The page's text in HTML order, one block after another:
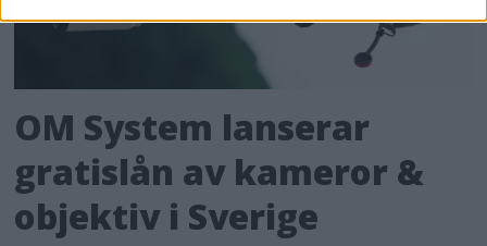
OM System lanserar
gratislån av kameror &
objektiv i Sverige